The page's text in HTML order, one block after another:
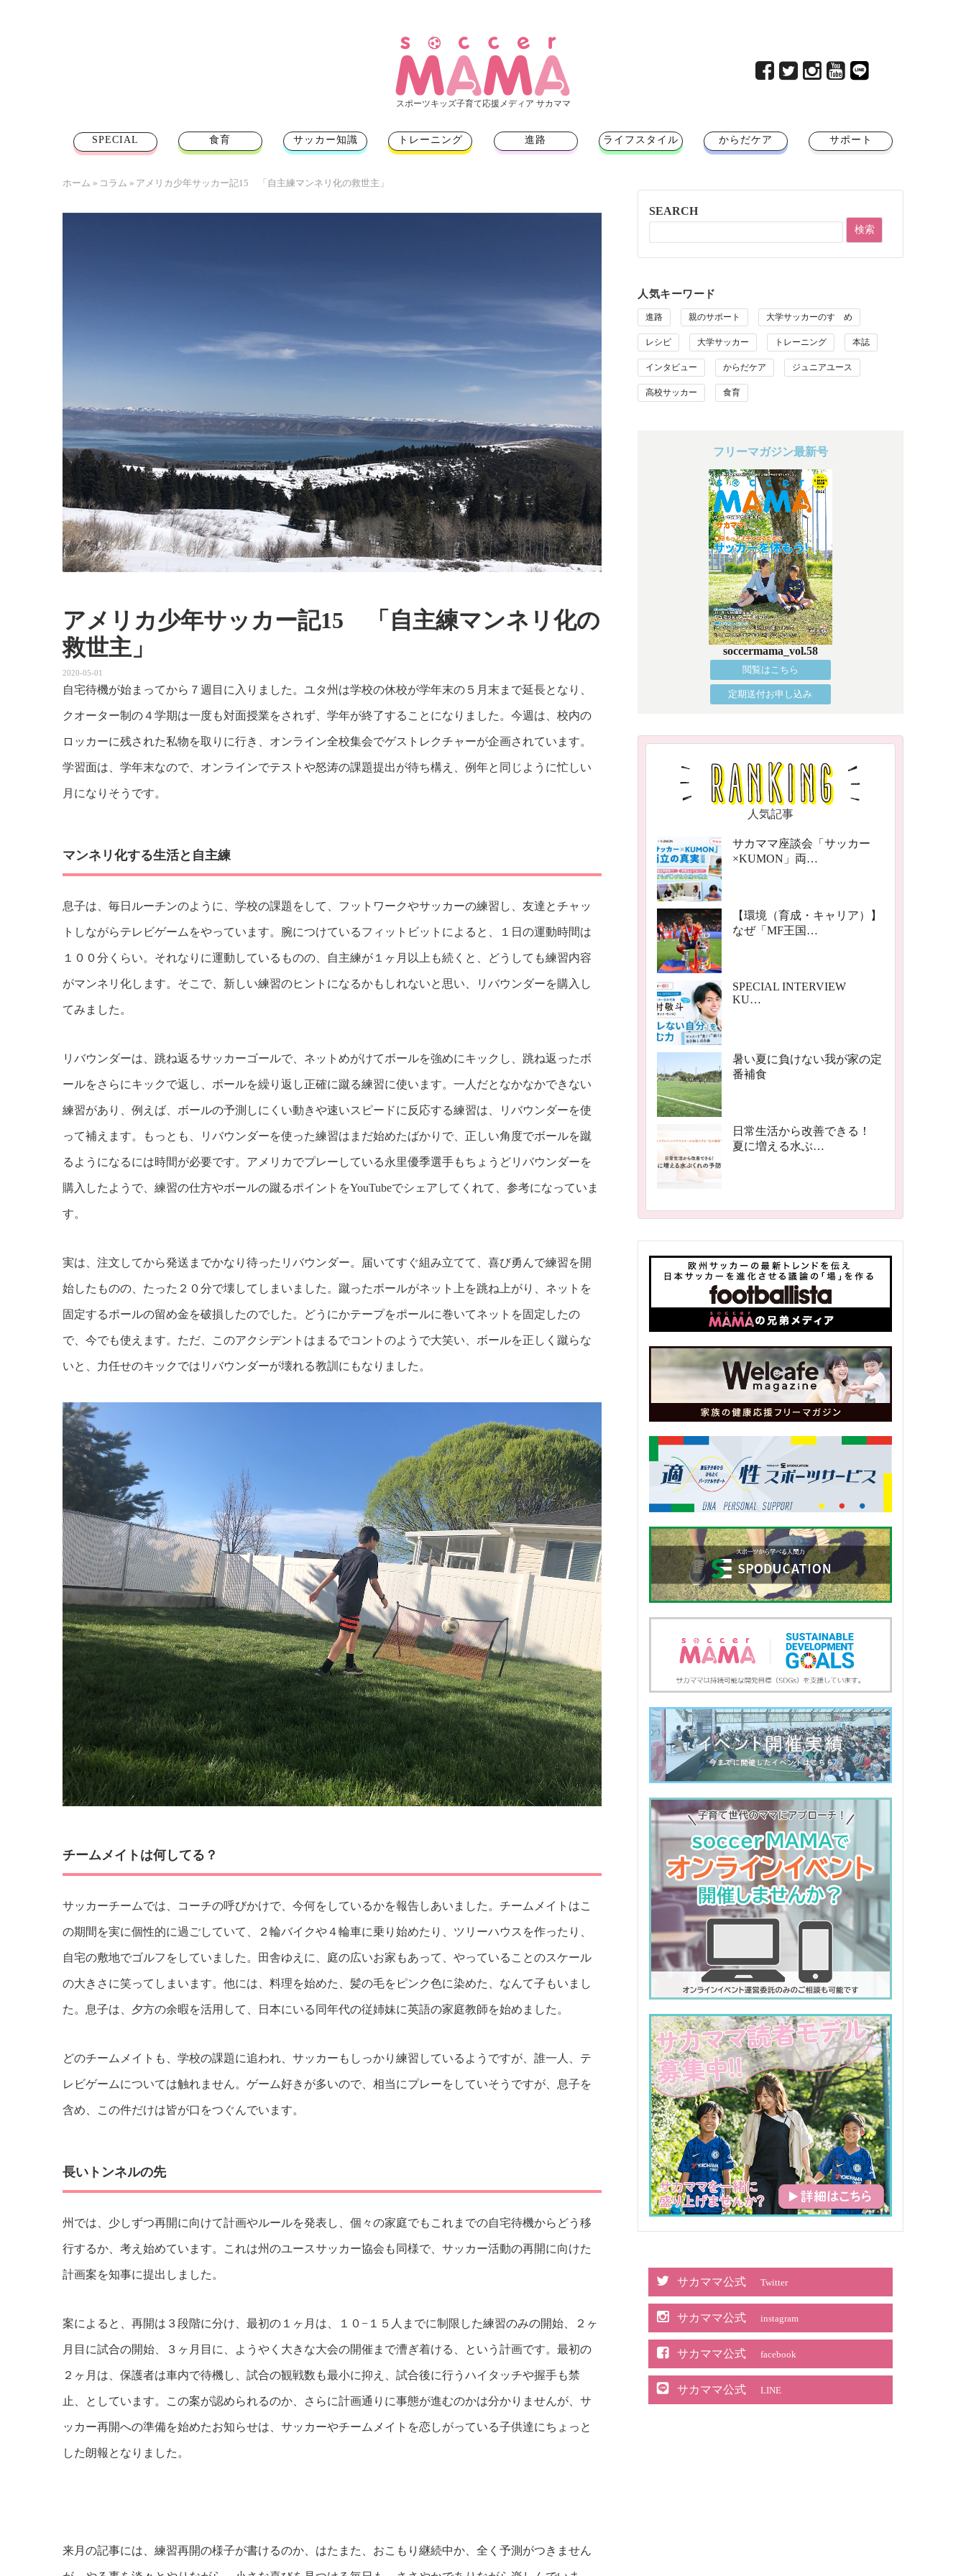
スポーツキッズ子育て応援メディア サカママ
SPECIAL 食育 サッカー知識 トレーニング 進路 ライフスタイル からだケア サポート
ホーム » コラム » アメリカ少年サッカー記15 「自主練マンネリ化の救世主」
アメリカ少年サッカー記15 「自主練マンネリ化の
救世主」
2020-05-01
自宅待機が始まってから７週目に入りました。ユタ州は学校の休校が学年末の５月末まで延長となり、
クオーター制の４学期は一度も対面授業をされず、学年が終了することになりました。今週は、校内の
ロッカーに残された私物を取りに行き、オンライン全校集会でゲストレクチャーが企画されています。
学習面は、学年末なので、オンラインでテストや怒涛の課題提出が待ち構え、例年と同じように忙しい
月になりそうです。
マンネリ化する生活と自主練
息子は、毎日ルーチンのように、学校の課題をして、フットワークやサッカーの練習し、友達とチャッ
トしながらテレビゲームをやっています。腕につけているフィットビットによると、１日の運動時間は
１００分くらい。それなりに運動しているものの、自主練が１ヶ月以上も続くと、どうしても練習内容
がマンネリ化します。そこで、新しい練習のヒントになるかもしれないと思い、リバウンダーを購入し
てみました。
リバウンダーは、跳ね返るサッカーゴールで、ネットめがけてボールを強めにキックし、跳ね返ったボ
ールをさらにキックで返し、ボールを繰り返し正確に蹴る練習に使います。一人だとなかなかできない
練習があり、例えば、ボールの予測しにくい動きや速いスピードに反応する練習は、リバウンダーを使
って補えます。もっとも、リバウンダーを使った練習はまだ始めたばかりで、正しい角度でボールを蹴
るようになるには時間が必要です。アメリカでプレーしている永里優季選手もちょうどリバウンダーを
購入したようで、練習の仕方やボールの蹴るポイントをYouTubeでシェアしてくれて、参考になっていま
す。
実は、注文してから発送までかなり待ったリバウンダー。届いてすぐ組み立てて、喜び勇んで練習を開
始したものの、たった２０分で壊してしまいました。蹴ったボールがネット上を跳ね上がり、ネットを
固定するポールの留め金を破損したのでした。どうにかテープをポールに巻いてネットを固定したの
で、今でも使えます。ただ、このアクシデントはまるでコントのようで大笑い、ボールを正しく蹴らな
いと、力任せのキックではリバウンダーが壊れる教訓にもなりました。
チームメイトは何してる？
サッカーチームでは、コーチの呼びかけで、今何をしているかを報告しあいました。チームメイトはこ
の期間を実に個性的に過ごしていて、２輪バイクや４輪車に乗り始めたり、ツリーハウスを作ったり、
自宅の敷地でゴルフをしていました。田舎ゆえに、庭の広いお家もあって、やっていることのスケール
の大きさに笑ってしまいます。他には、料理を始めた、髪の毛をピンク色に染めた、なんて子もいまし
た。息子は、夕方の余暇を活用して、日本にいる同年代の従姉妹に英語の家庭教師を始めました。
どのチームメイトも、学校の課題に追われ、サッカーもしっかり練習しているようですが、誰一人、テ
レビゲームについては触れません。ゲーム好きが多いので、相当にプレーをしていそうですが、息子を
含め、この件だけは皆が口をつぐんでいます。
長いトンネルの先
州では、少しずつ再開に向けて計画やルールを発表し、個々の家庭でもこれまでの自宅待機からどう移
行するか、考え始めています。これは州のユースサッカー協会も同様で、サッカー活動の再開に向けた
計画案を知事に提出しました。
案によると、再開は３段階に分け、最初の１ヶ月は、１０−１５人までに制限した練習のみの開始、２ヶ
月目に試合の開始、３ヶ月目に、ようやく大きな大会の開催まで漕ぎ着ける、という計画です。最初の
２ヶ月は、保護者は車内で待機し、試合の観戦数も最小に抑え、試合後に行うハイタッチや握手も禁
止、としています。この案が認められるのか、さらに計画通りに事態が進むのかは分かりませんが、サ
ッカー再開への準備を始めたお知らせは、サッカーやチームメイトを恋しがっている子供達にちょっと
した朗報となりました。
来月の記事には、練習再開の様子が書けるのか、はたまた、おこもり継続中か、全く予測がつきません
SEARCH
人気キーワード
進路 親のサポート 大学サッカーのすゝめ
レシピ 大学サッカー トレーニング 本誌
インタビュー からだケア ジュニアユース
高校サッカー 食育
フリーマガジン最新号
soccermama_vol.58
閲覧はこちら
定期送付お申し込み
人気記事
サカママ座談会「サッカー
×KUMON」両…
【環境（育成・キャリア）】
なぜ「MF王国…
SPECIAL INTERVIEW
KU…
暑い夏に負けない我が家の定
番補食
日常生活から改善できる！
夏に増える水ぶ…
サカママ公式 Twitter
サカママ公式 instagram
サカママ公式 facebook
サカママ公式 LINE